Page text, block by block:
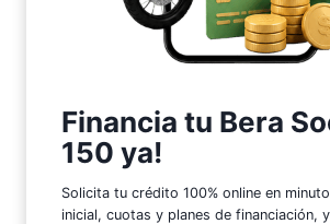
Financia tu Bera
150 ya!
Solicita tu crédito 100% online en
inicial, cuotas y planes de financiación,